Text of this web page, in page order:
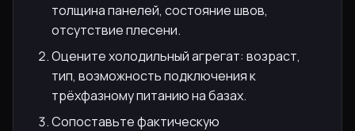
толщина панелей, состояние швов,
отсутствие плесени.
Оцените холодильный агрегат: возраст,
тип, возможность подключения к
трёхфазному питанию на базах.
Сопоставьте фактическую